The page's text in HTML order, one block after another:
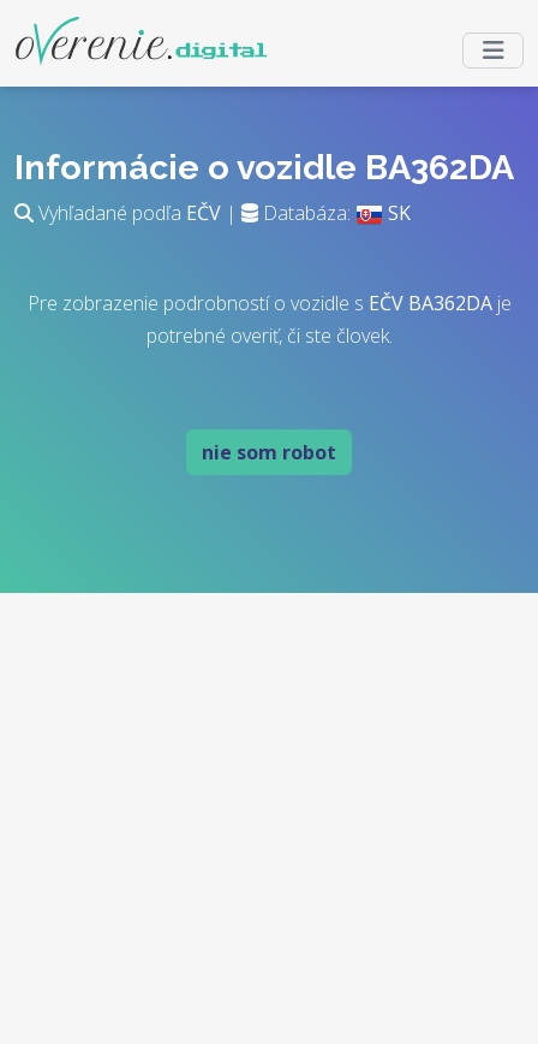
Informácie o vozidle BA362DA
Vyhľadané podľa EČV | Databáza: SK
Pre zobrazenie podrobností o vozidle s EČV BA362DAje
potrebné overiť, či ste človek.
nie som robot